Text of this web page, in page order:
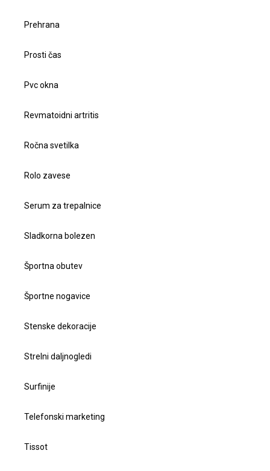
Prehrana
Prosti čas
Pvc okna
Revmatoidni artritis
Ročna svetilka
Rolo zavese
Serum za trepalnice
Sladkorna bolezen
Športna obutev
Športne nogavice
Stenske dekoracije
Strelni daljnogledi
Surfinije
Telefonski marketing
Tissot